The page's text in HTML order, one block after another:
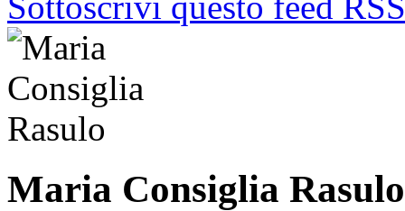
Maria Consiglia Rasulo